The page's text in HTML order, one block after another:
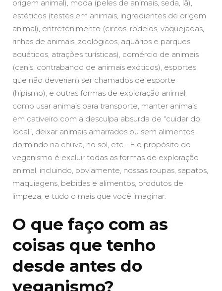
origem animal), moda (peles de animais, seda, lã),
estéticos (testes em animais, ingredientes de origem
animal), entretenimento (circos, rodeios, vaquejadas,
rinhas de animais, zoológicos, aquários e parques
aquáticos, atrações turísticas), comércio de animais
(canis, contrabando de animais exóticos), esportes
que não deveriam ser chamados de esporte
(hipismo), e outras formas de exploração animal,
como usar animais para transporte, manter animais
em cativeiro com a desculpa absurda de “cuidar do
local”, deixar animais amarrados ou sem alimentos,
dormindo na chuva, no sol, etc… E o propósito do
veganismo é excluir todas as formas de exploração
animal, incluindo, obviamente, nossas roupas, sapatos,
maquiagens, bebidas e alimentos, produtos de
limpeza, e tudo o mais que você imaginar.
O que faço com as
coisas que tenho
desde antes do
veganismo?